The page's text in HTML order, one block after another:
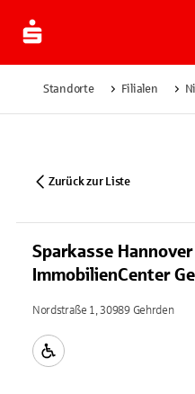
Standorte Filialen
Zurück zur Liste
Sparkasse Hannover
ImmobilienCenter
Nordstraße 1, 30989 Gehrden